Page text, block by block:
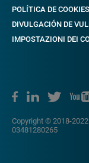
Copyright © 2018-
03481280265
POLÍTICA DE COOKIES
DIVULGACIÓN DE
IMPOSTAZIONI DEI